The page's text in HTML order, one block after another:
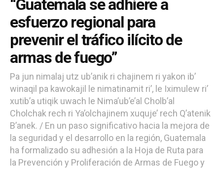
“Guatemala se adhiere a
esfuerzo regional para
prevenir el tráfico ilícito de
armas de fuego”
Pa jun nimalaj utz ub’anik ri chajinem ri yakon ib’
winaqil pa kawokajil le nimatinamit ri’, le Iximulew ri’
xutib’a utiqik uwach le Nima’ub’e’al Cholb’al
Cholchak rech ri Ya’olchajinem xuquje’ rech Q’atenik
B’anek. / En un paso significativo hacia la mejora de
la seguridad y el desarrollo en la región, Guatemala
ha formalizado su adhesión a la Hoja de Ruta para
la Prevención y Proliferación de Armas de Fuego y